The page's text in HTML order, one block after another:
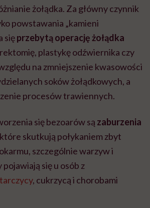
żołądka. Za główny czynnik
powstawania „kamieni
sięprzebytą operację żołądka
plastykę odźwiernika czy
na zmniejszenie kwasowości
soków żołądkowych, a
procesów trawiennych.
się bezoarów są zaburzenia
skutkują połykaniem zbyt
szczególnie warzyw i
się u osób z
, cukrzycą i chorobami